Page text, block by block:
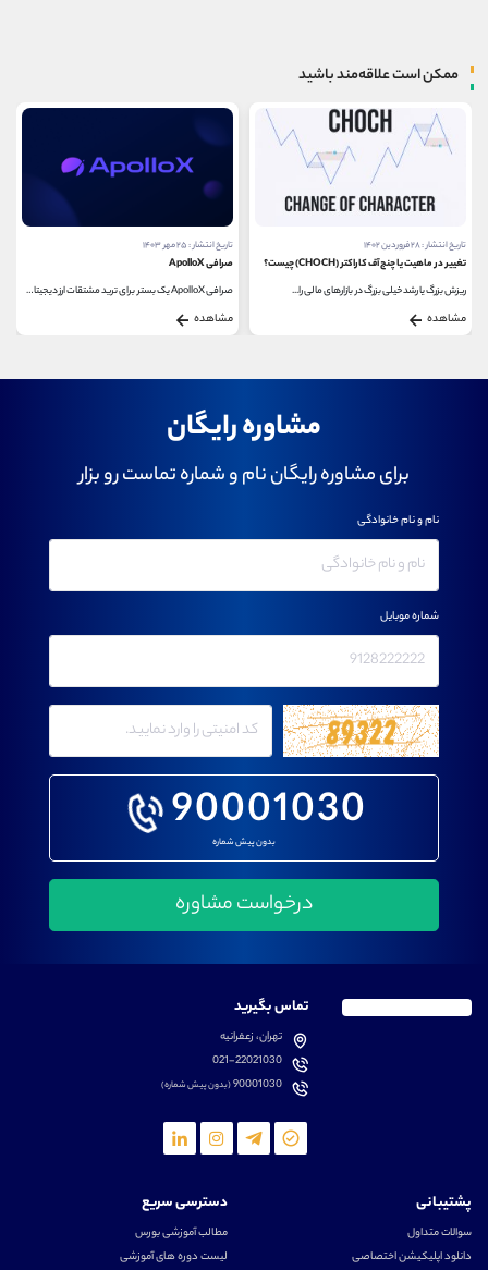
ممکن است علاقه‌مند باشید
تاریخ انتشار : ۲۸ فروردین ۱۴۰۲
تغییر در ماهیت یا چنج آف کاراکتر (CHOCH) چیست؟
ریزش بزرگ یا رشد خیلی بزرگ در بازارهای مالی را...
مشاهده
تاریخ انتشار : ۲۵ مهر ۱۴۰۳
صرافی ApolloX
صرافی ApolloX یک بستر برای ترید مشتقات ارز دیجیتال...
مشاهده
مشاوره رایگان
برای مشاوره رایگان نام و شماره تماست رو بزار
90001030
بدون پیش شماره
نام و نام خانوادگی
شماره موبایل
تماس بگیرید
تهران، زعفرانیه
021-22021030
90001030(بدون پیش شماره)
پشتیبانی
سوالات متداول
دانلود اپلیکیشن اختصاصی
دسترسی سریع
مطالب آموزشی بورس
لیست دوره های آموزشی